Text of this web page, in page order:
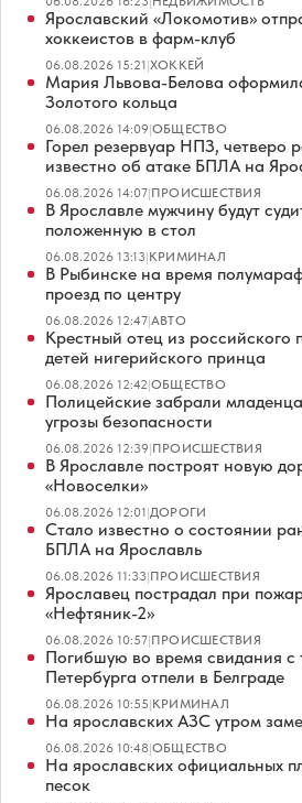
Ярославский «Локомотив»
хоккеистов в фарм-клуб
06.08.2026 15:21|ХОККЕЙ
Мария Львова-Белова
Золотого кольца
06.08.2026 14:09|ОБЩЕСТВО
Горел резервуар НПЗ, четверо
известно об атаке БПЛА на
06.08.2026 14:07|ПРОИСШЕСТВИЯ
В Ярославле мужчину будут
положенную в стол
06.08.2026 13:13|КРИМИНАЛ
В Рыбинске на время
проезд по центру
06.08.2026 12:47|АВТО
Крестный отец из российского
детей нигерийского принца
06.08.2026 12:42|ОБЩЕСТВО
Полицейские забрали
угрозы безопасности
06.08.2026 12:39|ПРОИСШЕСТВИЯ
В Ярославле построят новую
«Новоселки»
06.08.2026 12:01|ДОРОГИ
Стало известно о состоянии
БПЛА на Ярославль
06.08.2026 11:33|ПРОИСШЕСТВИЯ
Ярославец пострадал при
«Нефтяник-2»
06.08.2026 10:57|ПРОИСШЕСТВИЯ
Погибшую во время свидания с
Петербурга отпели в Белграде
06.08.2026 10:55|КРИМИНАЛ
На ярославских АЗС утром
06.08.2026 10:48|ОБЩЕСТВО
На ярославских официальных
песок